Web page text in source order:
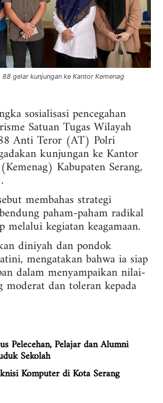
gelar kunjungan ke Kantor Kemenag
sosialisasi pencegahan
Satuan Tugas Wilayah
Anti Teror (AT) Polri
kunjungan ke Kantor
Kabupaten Serang,
membahas strategi
paham-paham radikal
melalui kegiatan keagamaan.
diniyah dan pondok
mengatakan bahwa ia siap
dalam menyampaikan nilai-
moderat dan toleran kepada
Pelecehan, Pelajar dan Alumni
Sekolah
Komputer di Kota Serang